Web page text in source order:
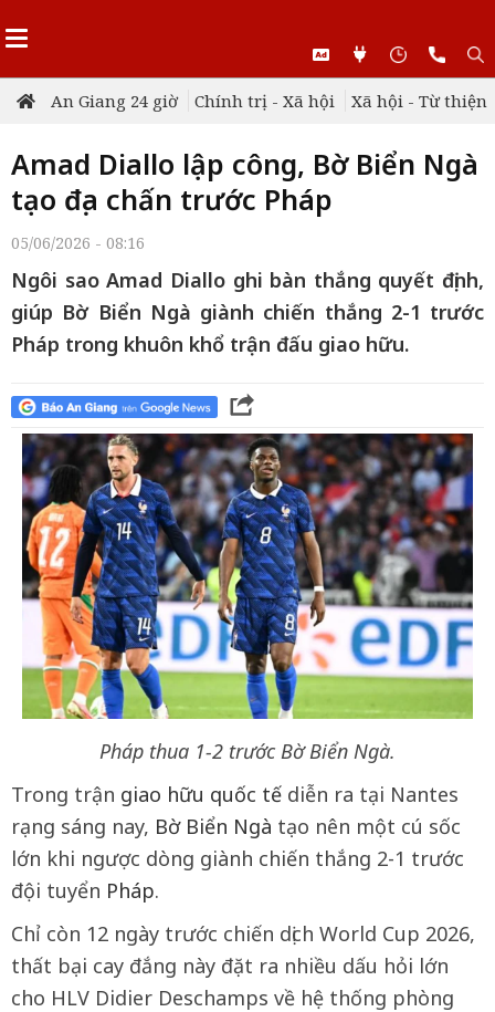
An Giang 24 giờ Chính trị - Xã hội Xã hội - Từ thiện
Amad Diallo lập công, Bờ Biển Ngà
tạo địa chấn trước Pháp
05/06/2026 - 08:16
Ngôi sao Amad Diallo ghi bàn thắng quyết định,
giúp Bờ Biển Ngà giành chiến thắng 2-1 trước
Pháp trong khuôn khổ trận đấu giao hữu.
Pháp thua 1-2 trước Bờ Biển Ngà.
Trong trận giao hữu quốc tế diễn ra tại Nantes
rạng sáng nay, Bờ Biển Ngà tạo nên một cú sốc
lớn khi ngược dòng giành chiến thắng 2-1 trước
đội tuyển Pháp.
Chỉ còn 12 ngày trước chiến dịch World Cup 2026,
thất bại cay đắng này đặt ra nhiều dấu hỏi lớn
cho HLV Didier Deschamps về hệ thống phòng